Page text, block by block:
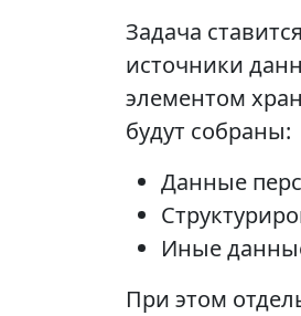
Задача
источники
элементом
будут собраны:
Данные
Иные
При этом